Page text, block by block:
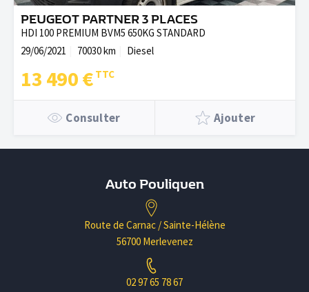
PEUGEOT PARTNER 3 PLACES
HDI 100 PREMIUM BVM5 650KG STANDARD
29/06/2021
70030 km Diesel
13 490 €
Consulter Ajouter
Auto Pouliquen
Route de Carnac / Sainte-Hélène
56700 Merlevenez
02 97 65 78 67